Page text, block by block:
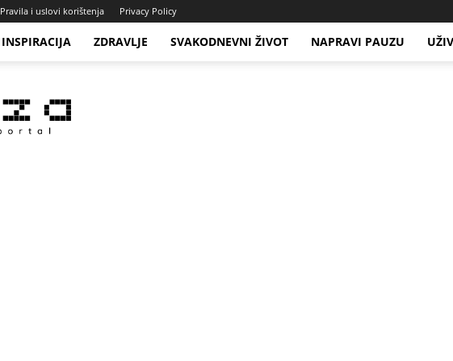
Pravila i uslovi korištenja Privacy Policy
INSPIRACIJA ZDRAVLJE SVAKODNEVNI ŽIVOT NAPRAVI PAUZU